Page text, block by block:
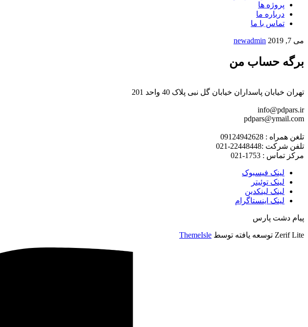
پروژه ها
درباره ما
تماس با ما
می 7, 2019 newadmin
برگه حساب من
تهران خیابان پاسداران خیابان گل نبی پلاک 40 واحد 201
info@pdpars.ir
pdpars@ymail.com
تلغن همراه : 09124942628
تلفن شرکت :22448448-021
مرکز تماس : 1753-021
لینک فیسبوک
لینک توئیتر
لینک لینکدین
لینک اینستاگرام
پیام دشت پارس
Zerif Lite توسعه یافته توسط ThemeIsle